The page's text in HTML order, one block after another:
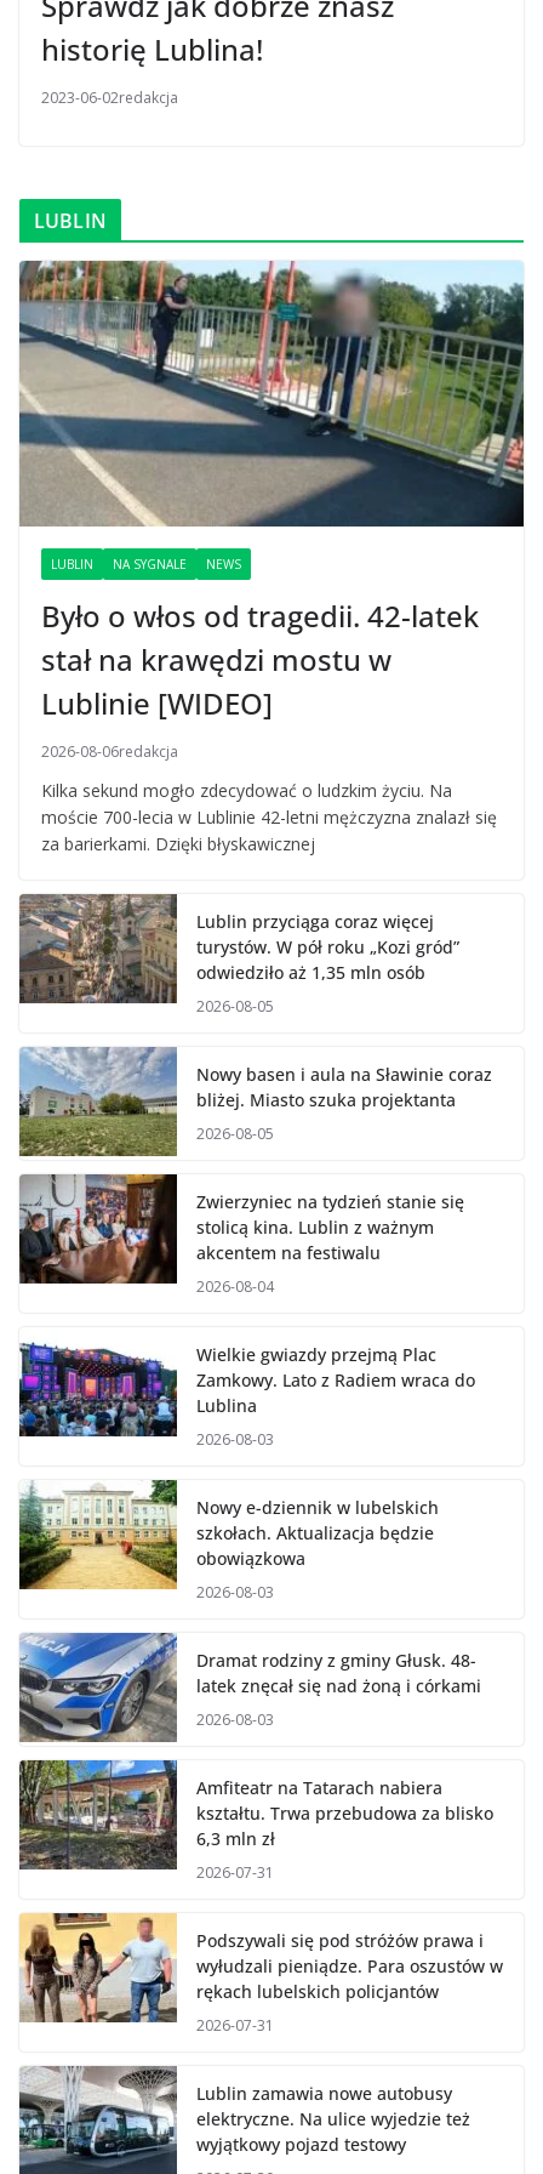
historię Lublina!
2023-06-02redakcja
LUBLIN
LUBLIN NA SYGNALE NEWS
Było o włos od tragedii. 42-latek
stał na krawędzi mostu w
Lublinie [WIDEO]
2026-08-06redakcja
Kilka sekund mogło zdecydować o ludzkim życiu. Na
moście 700-lecia w Lublinie 42-letni mężczyzna znalazł się
za barierkami. Dzięki błyskawicznej
Lublin przyciąga coraz więcej
turystów. W pół roku „Kozi gród”
odwiedziło aż 1,35 mln osób
2026-08-05
Nowy basen i aula na Sławinie coraz
bliżej. Miasto szuka projektanta
2026-08-05
Zwierzyniec na tydzień stanie się
stolicą kina. Lublin z ważnym
akcentem na festiwalu
2026-08-04
Wielkie gwiazdy przejmą Plac
Zamkowy. Lato z Radiem wraca do
Lublina
2026-08-03
Nowy e-dziennik w lubelskich
szkołach. Aktualizacja będzie
obowiązkowa
2026-08-03
Dramat rodziny z gminy Głusk. 48-
latek znęcał się nad żoną i córkami
2026-08-03
Amfiteatr na Tatarach nabiera
kształtu. Trwa przebudowa za blisko
6,3 mln zł
2026-07-31
Podszywali się pod stróżów prawa i
wyłudzali pieniądze. Para oszustów w
rękach lubelskich policjantów
2026-07-31
Lublin zamawia nowe autobusy
elektryczne. Na ulice wyjedzie też
wyjątkowy pojazd testowy